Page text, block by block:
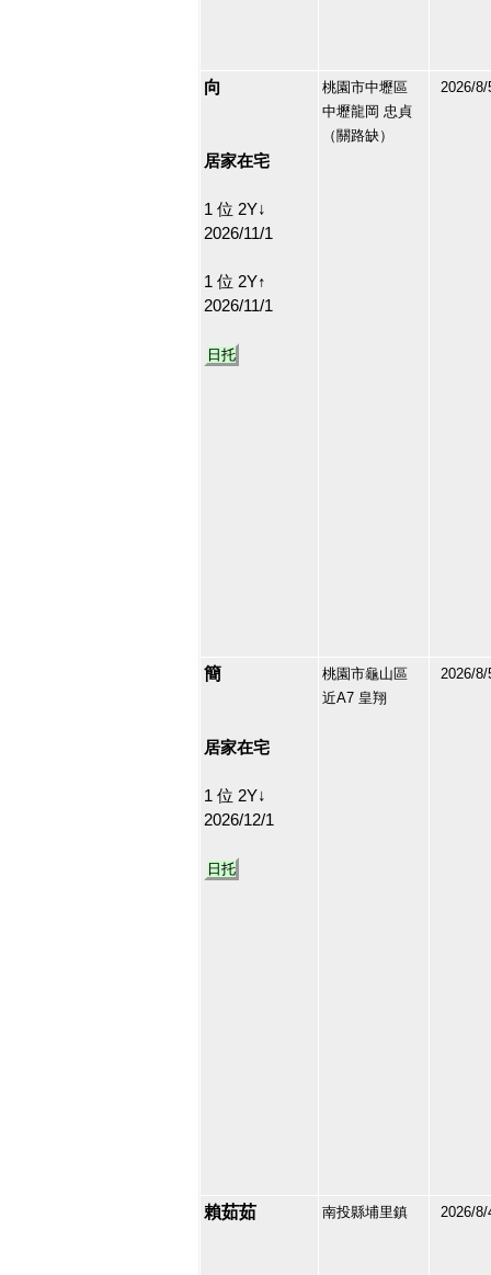
向
居家在宅
1 位 2Y↓
2026/11/1
1 位 2Y↑
2026/11/1
日托
桃園市中壢區
中壢龍岡 忠貞
（關路缺）
2026/8/
簡
居家在宅
1 位 2Y↓
2026/12/1
日托
桃園市龜山區
近A7 皇翔
2026/8/
賴茹茹 南投縣埔里鎮 2026/8/